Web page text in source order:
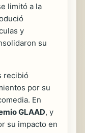
limitó a la
y
su
recibió
por su
En
GLAAD, y
su impacto en